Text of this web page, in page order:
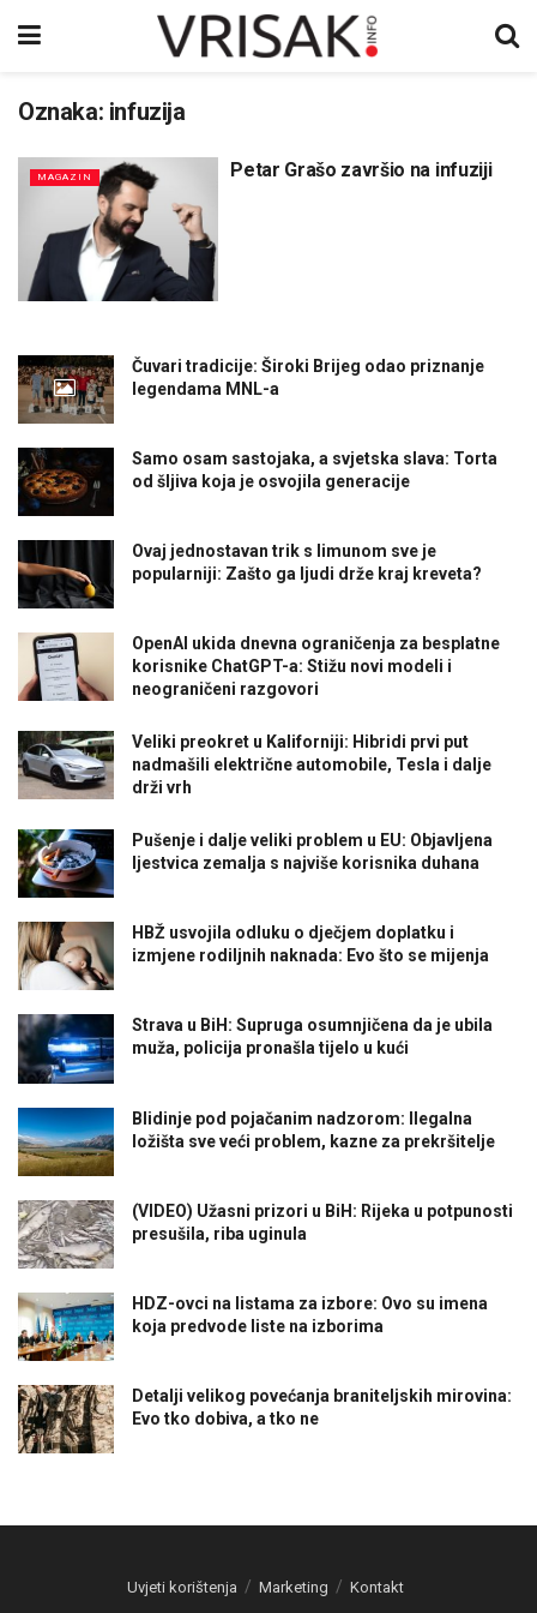
Oznaka: infuzija
MAGAZIN Petar Grašo završio na infuziji
Čuvari tradicije: Široki Brijeg odao priznanje
legendama MNL-a
Samo osam sastojaka, a svjetska slava: Torta
od šljiva koja je osvojila generacije
Ovaj jednostavan trik s limunom sve je
popularniji: Zašto ga ljudi drže kraj kreveta?
OpenAI ukida dnevna ograničenja za besplatne
korisnike ChatGPT-a: Stižu novi modeli i
neograničeni razgovori
Veliki preokret u Kaliforniji: Hibridi prvi put
nadmašili električne automobile, Tesla i dalje
drži vrh
Pušenje i dalje veliki problem u EU: Objavljena
ljestvica zemalja s najviše korisnika duhana
HBŽ usvojila odluku o dječjem doplatku i
izmjene rodiljnih naknada: Evo što se mijenja
Strava u BiH: Supruga osumnjičena da je ubila
muža, policija pronašla tijelo u kući
Blidinje pod pojačanim nadzorom: Ilegalna
ložišta sve veći problem, kazne za prekršitelje
(VIDEO) Užasni prizori u BiH: Rijeka u potpunosti
presušila, riba uginula
HDZ-ovci na listama za izbore: Ovo su imena
koja predvode liste na izborima
Detalji velikog povećanja braniteljskih mirovina:
Evo tko dobiva, a tko ne
Uvjeti korištenja Marketing Kontakt